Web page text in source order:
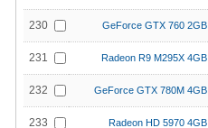
230 GeForce GTX 760 2GB
231 Radeon R9 M295X 4GB
232 GeForce GTX 780M 4GB
233 Radeon HD 5970 4GB